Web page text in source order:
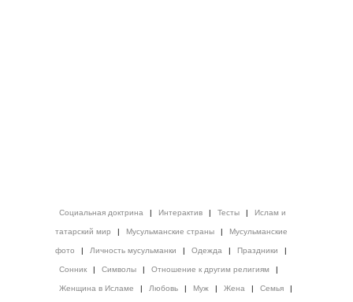
Социальная доктрина | Интерактив | Тесты | Ислам и
татарский мир | Мусульманские страны | Мусульманские
фото | Личность мусульманки | Одежда | Праздники |
Сонник | Символы | Отношение к другим религиям |
Женщина в Исламе | Любовь | Муж | Жена | Семья |